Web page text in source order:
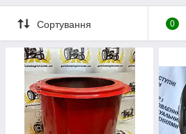
тарілки, тримачі ножа, ротор.
Сортування 0